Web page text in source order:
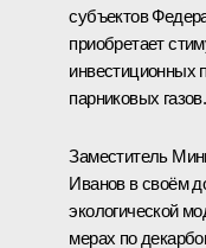
субъектов
приобретает
инвестиционных
парниковых газов.
Заместитель
Иванов в своём
экологической
мерах по